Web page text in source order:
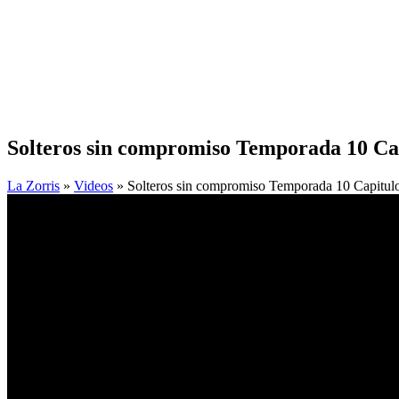
Solteros sin compromiso Temporada 10
La Zorris » Videos » Solteros sin compromiso Temporada 10